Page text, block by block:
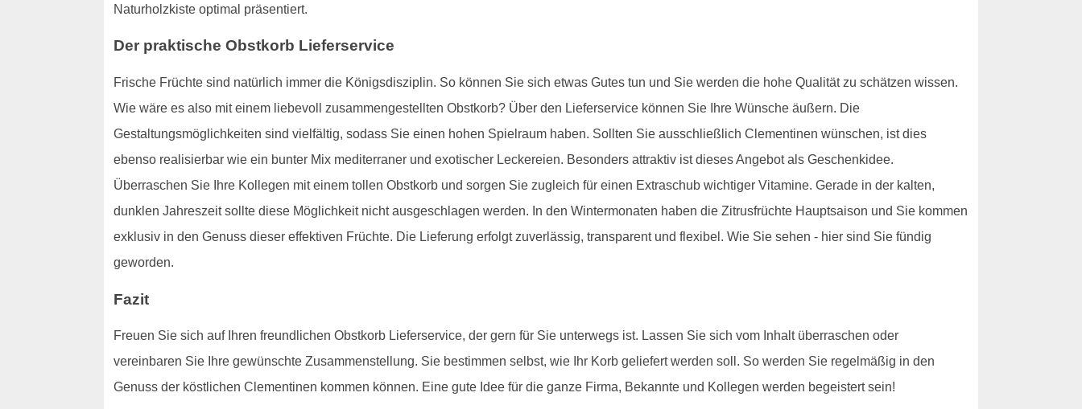
Naturholzkiste optimal präsentiert.
Der praktische Obstkorb Lieferservice
Frische Früchte sind natürlich immer die Königsdisziplin. So können Sie sich etwas Gutes tun und Sie werden die hohe Qualität zu schätzen wissen.
Wie wäre es also mit einem liebevoll zusammengestellten Obstkorb? Über den Lieferservice können Sie Ihre Wünsche äußern. Die
Gestaltungsmöglichkeiten sind vielfältig, sodass Sie einen hohen Spielraum haben. Sollten Sie ausschließlich Clementinen wünschen, ist dies
ebenso realisierbar wie ein bunter Mix mediterraner und exotischer Leckereien. Besonders attraktiv ist dieses Angebot als Geschenkidee.
Überraschen Sie Ihre Kollegen mit einem tollen Obstkorb und sorgen Sie zugleich für einen Extraschub wichtiger Vitamine. Gerade in der kalten,
dunklen Jahreszeit sollte diese Möglichkeit nicht ausgeschlagen werden. In den Wintermonaten haben die Zitrusfrüchte Hauptsaison und Sie kommen
exklusiv in den Genuss dieser effektiven Früchte. Die Lieferung erfolgt zuverlässig, transparent und flexibel. Wie Sie sehen - hier sind Sie fündig
geworden.
Fazit
Freuen Sie sich auf Ihren freundlichen Obstkorb Lieferservice, der gern für Sie unterwegs ist. Lassen Sie sich vom Inhalt überraschen oder
vereinbaren Sie Ihre gewünschte Zusammenstellung. Sie bestimmen selbst, wie Ihr Korb geliefert werden soll. So werden Sie regelmäßig in den
Genuss der köstlichen Clementinen kommen können. Eine gute Idee für die ganze Firma, Bekannte und Kollegen werden begeistert sein!